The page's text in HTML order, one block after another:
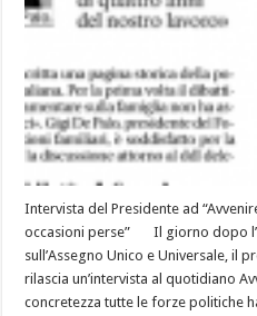
Intervista del Presidente ad
occasioni perse” Il giorno dopo
sull’Assegno Unico e Universale, il
rilascia un’intervista al quotidiano
concretezza tutte le forze politiche